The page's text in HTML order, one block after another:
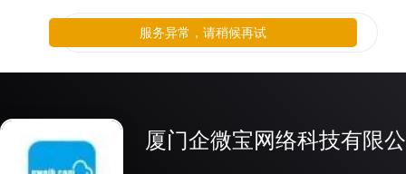
厦门企微宝网络科技有限
服务异常，请稍候再试